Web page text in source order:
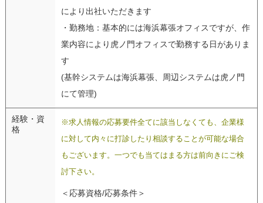
により出社いただきます
・勤務地：基本的には海浜幕張オフィスですが、作
業内容により虎ノ門オフィスで勤務する日がありま
す
(基幹システムは海浜幕張、周辺システムは虎ノ門
にて管理)
経験・資
格
※求人情報の応募要件全てに該当しなくても、企業様
に対して内々に打診したり相談することが可能な場合
もございます。一つでも当てはまる方は前向きにご検
討下さい。
＜応募資格/応募条件＞